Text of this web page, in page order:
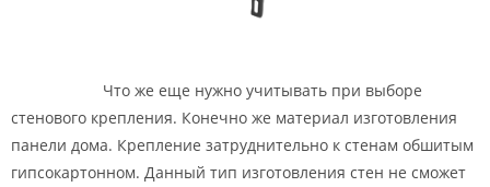
Что же еще нужно учитывать при выборе
стенового крепления. Конечно же материал изготовления
панели дома. Крепление затруднительно к стенам обшитым
гипсокартонном. Данный тип изготовления стен не сможет